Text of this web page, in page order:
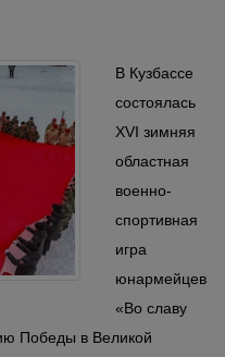
В Кузбассе
состоялась
ХVI зимняя
областная
военно-
спортивная
игра
юнармейцев
«Во славу
Победы в Великой